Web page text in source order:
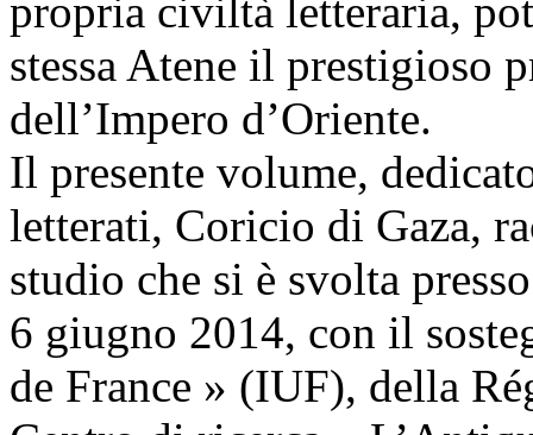
propria civiltà letteraria,
stessa Atene il prestigioso
dell’Impero d’Oriente.
Il presente volume,
letterati, Coricio di Gaza,
studio che si è svolta
6 giugno 2014, con il
de France » (IUF), della